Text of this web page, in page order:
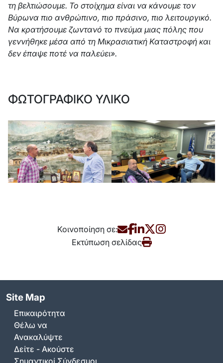
τη βελτιώσουμε. Το στοίχημα είναι να κάνουμε τον
Βύρωνα πιο ανθρώπινο, πιο πράσινο, πιο λειτουργικό.
Να κρατήσουμε ζωντανό το πνεύμα μιας πόλης που
γεννήθηκε μέσα από τη Μικρασιατική Καταστροφή και
δεν έπαψε ποτέ να παλεύει».
ΦΩΤΟΓΡΑΦΙΚΟ ΥΛΙΚΟ
Κοινοποίηση σε:
Εκτύπωση σελίδας
Site Map
Επικαιρότητα
Θέλω να
Ανακαλύψτε
Δείτε - Ακούστε
Σημαντικοί Σύνδεσμοι